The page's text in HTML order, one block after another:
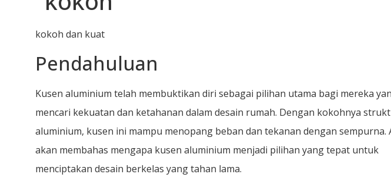
kokoh dan kuat
Pendahuluan
Kusen aluminium telah membuktikan diri sebagai pilihan utama bagi mereka
mencari kekuatan dan ketahanan dalam desain rumah. Dengan kokohnya
aluminium, kusen ini mampu menopang beban dan tekanan dengan sempurna.
akan membahas mengapa kusen aluminium menjadi pilihan yang tepat untuk
menciptakan desain berkelas yang tahan lama.